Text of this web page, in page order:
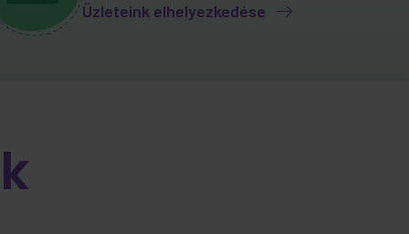
Üzleteink elhelyezkedése